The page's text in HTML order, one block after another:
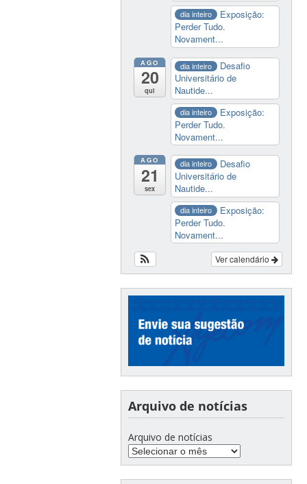
dia inteiro
Exposição:
Perder Tudo.
Novament...
AGO
20
qui
dia inteiro
Desafio
Universitário de
Nautide...
dia inteiro
Exposição:
Perder Tudo.
Novament...
AGO
21
sex
dia inteiro
Desafio
Universitário de
Nautide...
dia inteiro
Exposição:
Perder Tudo.
Novament...
Ver calendário
Arquivo de notícias
Arquivo de notícias